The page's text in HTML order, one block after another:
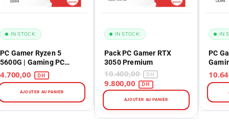
PC Gamer Ryzen 5
5600G | Gaming PC
Maroc Performance
IN STOCK:
AJOUTER AU PANIER
Pack PC Gamer RTX
3050 Premium
10.400,00
IN STOCK:
AJOUTER AU PANIER
PC
IN